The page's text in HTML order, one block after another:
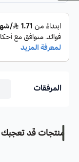
المرفقات
منتجات قد تعجبك